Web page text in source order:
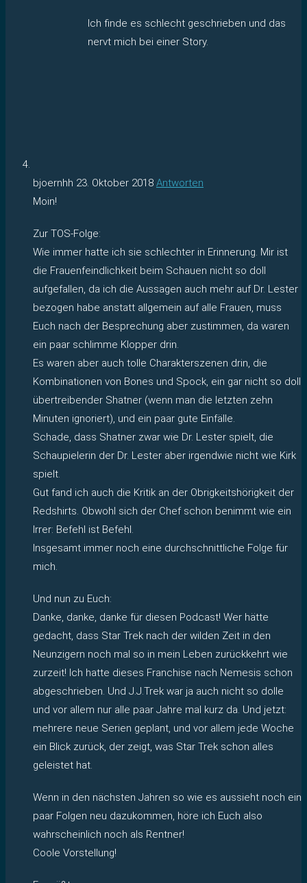
Ich finde es schlecht geschrieben und das
nervt mich bei einer Story.
bjoernhh 23. Oktober 2018 Antworten
Moin!
Zur TOS-Folge:
Wie immer hatte ich sie schlechter in Erinnerung. Mir ist
die Frauenfeindlichkeit beim Schauen nicht so doll
aufgefallen, da ich die Aussagen auch mehr auf Dr. Lester
bezogen habe anstatt allgemein auf alle Frauen, muss
Euch nach der Besprechung aber zustimmen, da waren
ein paar schlimme Klopper drin.
Es waren aber auch tolle Charakterszenen drin, die
Kombinationen von Bones und Spock, ein gar nicht so doll
übertreibender Shatner (wenn man die letzten zehn
Minuten ignoriert), und ein paar gute Einfälle.
Schade, dass Shatner zwar wie Dr. Lester spielt, die
Schaupielerin der Dr. Lester aber irgendwie nicht wie Kirk
spielt.
Gut fand ich auch die Kritik an der Obrigkeitshörigkeit der
Redshirts. Obwohl sich der Chef schon benimmt wie ein
Irrer: Befehl ist Befehl.
Insgesamt immer noch eine durchschnittliche Folge für
mich.
Und nun zu Euch:
Danke, danke, danke für diesen Podcast! Wer hätte
gedacht, dass Star Trek nach der wilden Zeit in den
Neunzigern noch mal so in mein Leben zurückkehrt wie
zurzeit! Ich hatte dieses Franchise nach Nemesis schon
abgeschrieben. Und J.J.Trek war ja auch nicht so dolle
und vor allem nur alle paar Jahre mal kurz da. Und jetzt:
mehrere neue Serien geplant, und vor allem jede Woche
ein Blick zurück, der zeigt, was Star Trek schon alles
geleistet hat.
Wenn in den nächsten Jahren so wie es aussieht noch ein
paar Folgen neu dazukommen, höre ich Euch also
wahrscheinlich noch als Rentner!
Coole Vorstellung!